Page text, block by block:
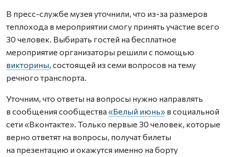
В пресс-службе музея уточнили, что из-за размеров
теплохода в мероприятии смогу принять участие всего
30 человек. Выбирать гостей на бесплатное
мероприятие организаторы решили с помощью
викторины, состоящей из семи вопросов на тему
речного транспорта.
Уточним, что ответы на вопросы нужно направлять
в сообщения сообщества «Белый июнь» в социальной
сети «Вконтакте». Только первые 30 человек, которые
верно ответят на вопросы, получат билеты
на презентацию и окажутся именно на борту